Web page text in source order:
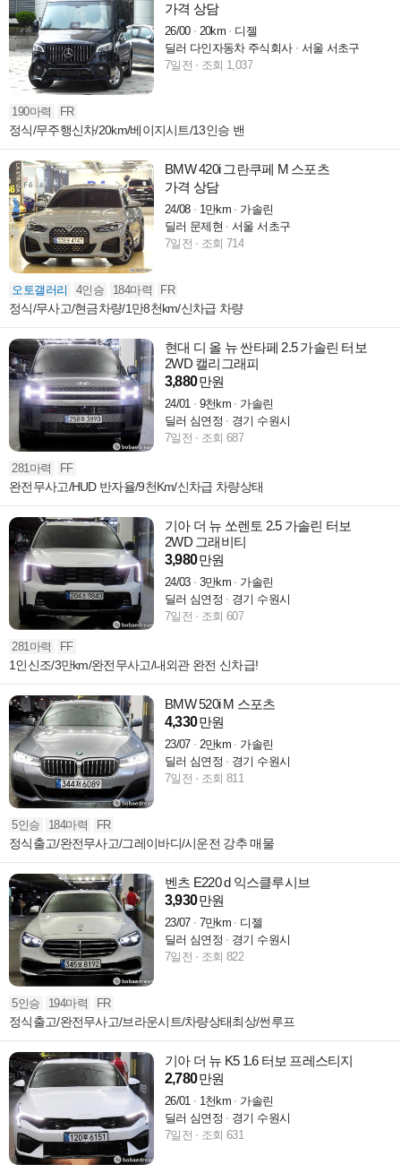
가격 상담
26/00 20km
디젤
딜러 다인자동차 주식회사
서울 서초구
7일전
조회 1,037
190마력 FR
정식/무주행신차/20km/베이지시트/13인승 밴
BMW 420i 그란쿠페 M 스포츠
가격 상담
24/08 1만km
가솔린
딜러 문제현
서울 서초구
7일전
조회 714
오토갤러리 4인승 184마력 FR
정식/무사고/현금차량/1만8천km/신차급 차량
현대 디 올 뉴 싼타페 2.5 가솔린 터보
2WD 캘리그래피
3,880만원
24/01 9천km
가솔린
딜러 심연정
경기 수원시
7일전
조회 687
281마력 FF
완전무사고/HUD 반자율/9천Km/신차급 차량상태
기아 더 뉴 쏘렌토 2.5 가솔린 터보
2WD 그래비티
3,980만원
24/03 3만km
가솔린
딜러 심연정
경기 수원시
7일전
조회 607
281마력 FF
1인신조/3만km/완전무사고/내외관 완전 신차급!
BMW 520i M 스포츠
4,330만원
23/07 2만km
가솔린
딜러 심연정
경기 수원시
7일전
조회 811
5인승 184마력 FR
정식출고/완전무사고/그레이바디/시운전 강추 매물
벤츠 E220 d 익스클루시브
3,930만원
23/07 7만km
디젤
딜러 심연정
경기 수원시
7일전
조회 822
5인승 194마력 FR
정식출고/완전무사고/브라운시트/차량상태최상/썬루프
기아 더 뉴 K5 1.6 터보 프레스티지
2,780만원
26/01 1천km
가솔린
딜러 심연정
경기 수원시
7일전
조회 631